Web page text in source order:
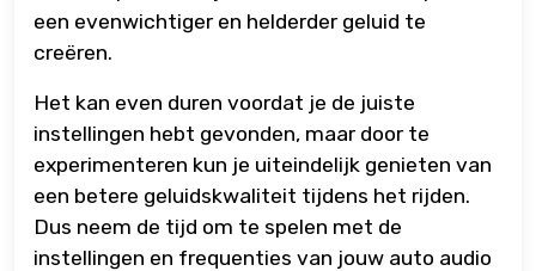
een ​​evenwichtiger en helderder geluid te
creëren.
Het kan even duren voordat je de juiste
instellingen hebt gevonden, maar door te
experimenteren kun je uiteindelijk genieten van
een betere geluidskwaliteit tijdens het rijden.
Dus neem de tijd om te spelen met de
instellingen en frequenties van jouw auto audio